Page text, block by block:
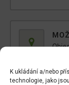
K ukládání a/nebo
technologie, jako